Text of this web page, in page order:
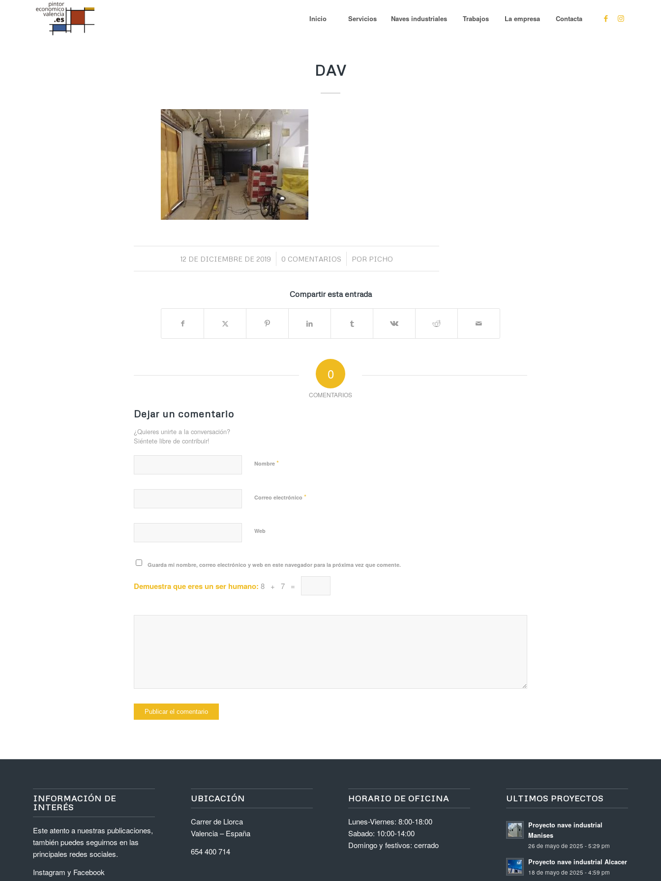
Inicio Servicios Naves industriales Trabajos La empresa Contacta
DAV
12 DE DICIEMBRE DE 2019
/ 0 COMENTARIOS
/ POR PICHO
Compartir esta entrada
0
COMENTARIOS
Dejar un comentario
¿Quieres unirte a la conversación?
Siéntete libre de contribuir!
Nombre *
Correo electrónico *
Web
Guarda mi nombre, correo electrónico y web en este navegador para la próxima vez que comente.
Demuestra que eres un ser humano: 8 + 7 =
INFORMACIÓN DE
INTERÉS
Este atento a nuestras publicaciones,
también puedes seguirnos en las
principales redes sociales.
Instagram y Facebook
UBICACIÓN
Carrer de Llorca
Valencia – España
654 400 714
HORARIO DE OFICINA
Lunes-Viernes: 8:00-18:00
Sabado: 10:00-14:00
Domingo y festivos: cerrado
ULTIMOS PROYECTOS
Proyecto nave industrial
Manises
26 de mayo de 2025 - 5:29 pm
Proyecto nave industrial Alcacer
18 de mayo de 2025 - 4:59 pm